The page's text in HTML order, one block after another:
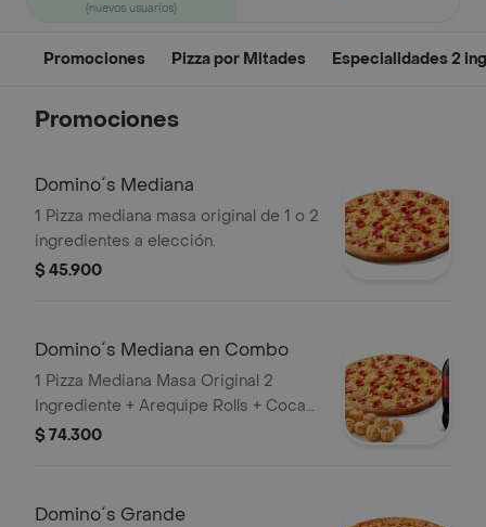
(nuevos usuarios)
Promociones Pizza por Mitades Especialidades 2
Promociones
Domino´s Mediana
1 Pizza mediana masa original de 1 o 2
ingredientes a elección.
$ 45.900
Domino´s Mediana en Combo
1 Pizza Mediana Masa Original 2
Ingrediente + Arequipe Rolls + Coca
Cola Zero 1.5lts.
$ 74.300
Domino´s Grande